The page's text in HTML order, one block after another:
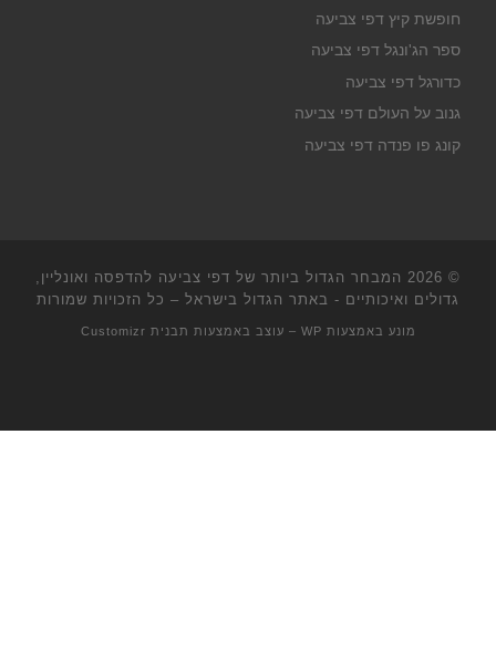
חופשת קיץ דפי צביעה
ספר הג'ונגל דפי צביעה
כדורגל דפי צביעה
גנוב על העולם דפי צביעה
קונג פו פנדה דפי צביעה
© 2026
המבחר הגדול ביותר של דפי צביעה להדפסה ואונליין,
גדולים ואיכותיים - באתר הגדול בישראל – כל הזכויות שמורות
מונע באמצעות WP – עוצב באמצעות תבנית Customizr